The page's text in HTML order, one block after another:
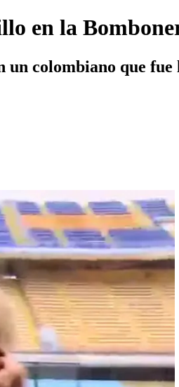
en la
colombiano que